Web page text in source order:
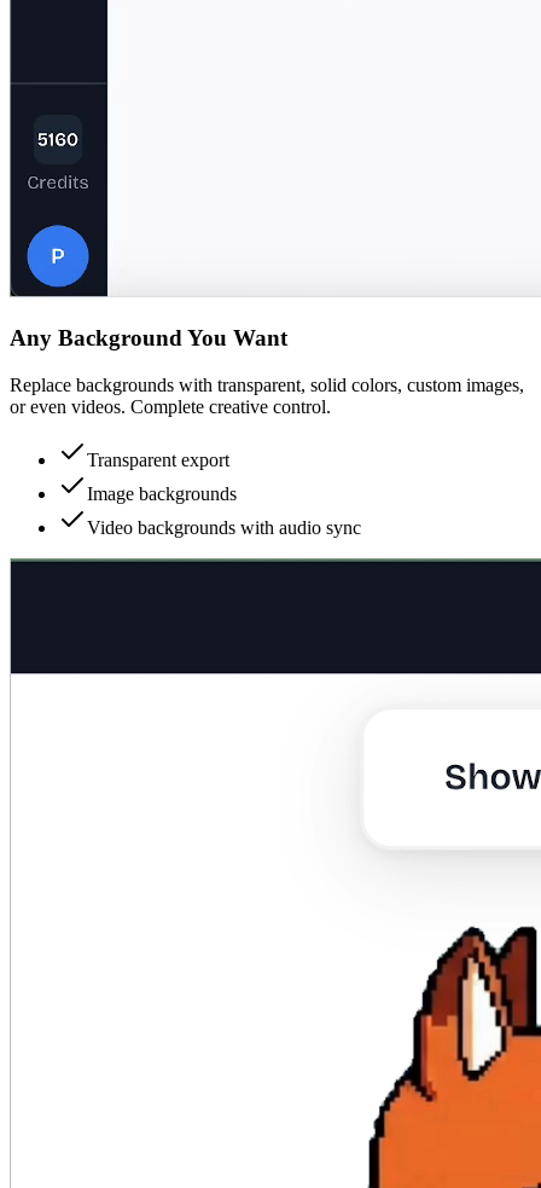
Any Background You Want
Replace backgrounds with transparent, solid colors, custom images,
or even videos. Complete creative control.
Transparent export
Image backgrounds
Video backgrounds with audio sync